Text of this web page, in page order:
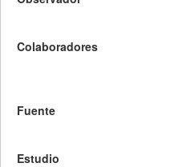
Colaboradores
Fuente
Estudio